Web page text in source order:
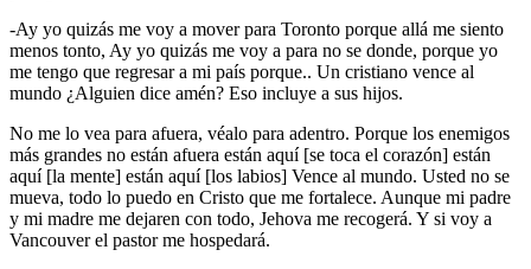
-Ay yo quizás me voy a mover para Toronto porque allá me siento
menos tonto, Ay yo quizás me voy a para no se donde, porque yo
me tengo que regresar a mi país porque.. Un cristiano vence al
mundo ¿Alguien dice amén? Eso incluye a sus hijos.
No me lo vea para afuera, véalo para adentro. Porque los enemigos
más grandes no están afuera están aquí [se toca el corazón] están
aquí [la mente] están aquí [los labios] Vence al mundo. Usted no se
mueva, todo lo puedo en Cristo que me fortalece. Aunque mi padre
y mi madre me dejaren con todo, Jehova me recogerá. Y si voy a
Vancouver el pastor me hospedará.